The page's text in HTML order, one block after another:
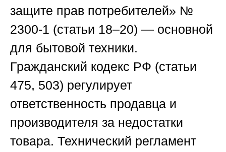
защите прав потребителей» №
2300-1 (статьи 18–20) — основной
для бытовой техники.
Гражданский кодекс РФ (статьи
475, 503) регулирует
ответственность продавца и
производителя за недостатки
товара. Технический регламент